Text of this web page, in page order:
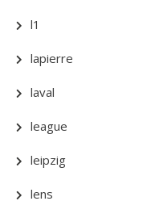
l1
lapierre
laval
league
leipzig
lens